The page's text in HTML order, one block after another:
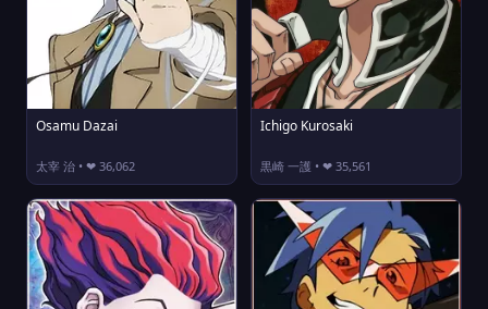
Osamu Dazai
太宰 治 • ❤ 36,062
Ichigo Kurosaki
黒崎 一護 • ❤ 35,561